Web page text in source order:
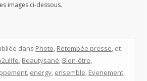
images ci-dessous.
dans Photo, Retombée presse, et
, Beautysané, Bien-être,
, energy, ensemble, Evenement,